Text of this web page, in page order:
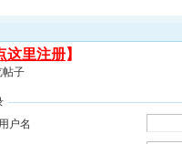
这里注册】
帖子
用户名